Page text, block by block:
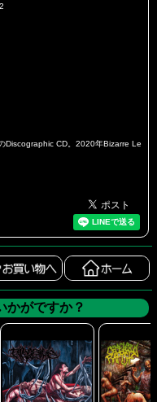
Discographic CD。2020年Bizarre Le
かがですか？